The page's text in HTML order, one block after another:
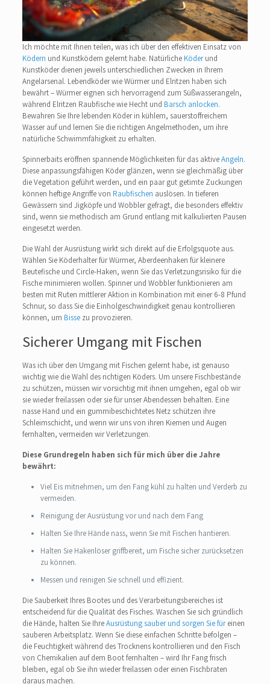
Ich möchte mit Ihnen teilen, was ich über den effektiven Einsatz von
Ködern und Kunstködern gelernt habe. Natürliche Köderund
Kunstköder dienen jeweils unterschiedlichen Zwecken in Ihrem
Angelarsenal. Lebendköder wie Würmer und Elritzen haben sich
bewährt – Würmer eignen sich hervorragend zum Süßwasserangeln,
während Elritzen Raubfische wie Hecht und Barsch anlocken.
Bewahren Sie Ihre lebenden Köder in kühlem, sauerstoffreichem
Wasser auf und lernen Sie die richtigen Angelmethoden, um ihre
natürliche Schwimmfähigkeit zu erhalten.
Spinnerbaits eröffnen spannende Möglichkeiten für das aktiveAngeln.
Diese anpassungsfähigen Köder glänzen, wenn sie gleichmäßig über
die Vegetation geführt werden, und ein paar gut getimte Zuckungen
können heftige Angriffe von Raubfischen auslösen. In tieferen
Gewässern sind Jigköpfe und Wobbler gefragt, die besonders effektiv
sind, wenn sie methodisch am Grund entlang mit kalkulierten Pausen
eingesetzt werden.
Die Wahl der Ausrüstung wirkt sich direkt auf die Erfolgsquote aus.
Wählen Sie Köderhalter für Würmer, Aberdeenhaken für kleinere
Beutefische und Circle-Haken, wenn Sie das Verletzungsrisiko für die
Fische minimieren wollen. Spinner und Wobbler funktionieren am
besten mit Ruten mittlerer Aktion in Kombination mit einer 6-8 Pfund
Schnur, so dass Sie die Einholgeschwindigkeit genau kontrollieren
können, um Bissezu provozieren.
Sicherer Umgang mit Fischen
Was ich über den Umgang mit Fischen gelernt habe, ist genauso
wichtig wie die Wahl des richtigen Köders. Um unsere Fischbestände
zu schützen, müssen wir vorsichtig mit ihnen umgehen, egal ob wir
sie wieder freilassen oder sie für unser Abendessen behalten. Eine
nasse Hand und ein gummibeschichtetes Netz schützen ihre
Schleimschicht, und wenn wir uns von ihren Kiemen und Augen
fernhalten, vermeiden wir Verletzungen.
Diese Grundregeln haben sich für mich über die Jahre
bewährt:
Viel Eis mitnehmen, um den Fang kühl zu halten und Verderb zu
vermeiden.
Reinigung der Ausrüstung vor und nach dem Fang
Halten Sie Ihre Hände nass, wenn Sie mit Fischen hantieren.
Halten Sie Hakenlöser griffbereit, um Fische sicher zurücksetzen
zu können.
Messen und reinigen Sie schnell und effizient.
Die Sauberkeit Ihres Bootes und des Verarbeitungsbereiches ist
entscheidend für die Qualität des Fisches. Waschen Sie sich gründlich
die Hände, halten Sie IhreAusrüstung sauber und sorgen Sie füreinen
sauberen Arbeitsplatz. Wenn Sie diese einfachen Schritte befolgen –
die Feuchtigkeit während des Trocknens kontrollieren und den Fisch
von Chemikalien auf dem Boot fernhalten – wird Ihr Fang frisch
bleiben, egal ob Sie ihn wieder freilassen oder einen Fischbraten
daraus machen.